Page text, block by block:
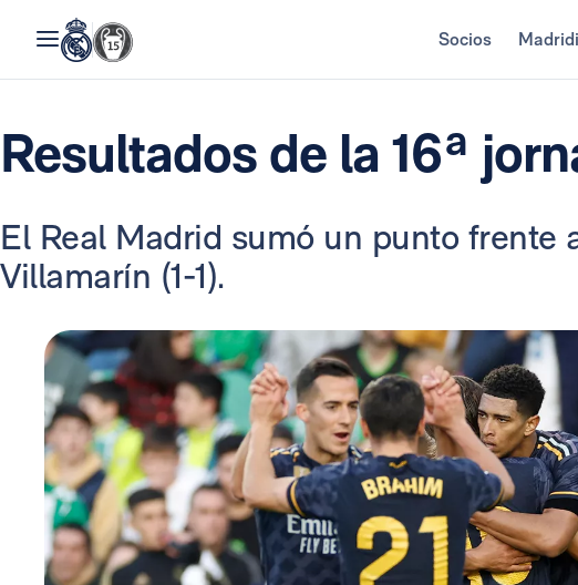
Socios
Resultados de la 16ª
El Real Madrid sumó un punto frente
Villamarín (1-1).